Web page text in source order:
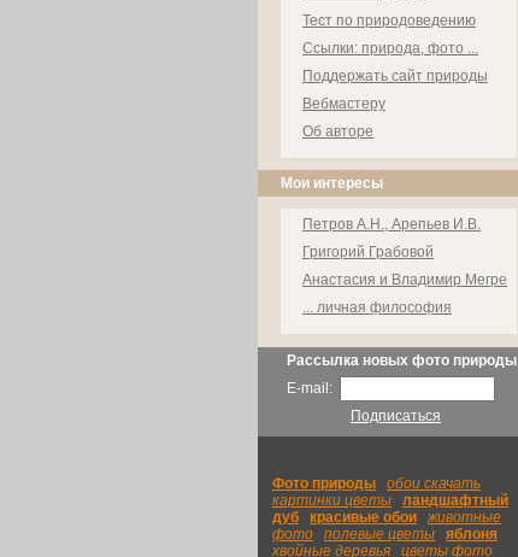
Тест по природоведению
Ссылки: природа, фото ...
Поддержать сайт природы
Вебмастеру
Об авторе
Мои интересы
Петров А.Н., Арепьев И.В.
Григорий Грабовой
Анастасия и Владимир Мегре
... личная философия
Рассылка новых фото природы
E-mail:
Подписаться
Фото природы обои скачать
картинки цветы
ландшафтный
дуб
красивые обои
животные
фото
полевые цветы яблоня
хвойные деревья
цветы фото